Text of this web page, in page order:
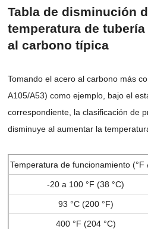
Tabla de disminución
temperatura de
al carbono típica
Tomando el acero al carbono más
A105/A53) como ejemplo, bajo el
correspondiente, la clasificación de
disminuye al aumentar la
Temperatura de funcionamiento (°F
-20 a 100 °F (38 °C)
93 °C (200 °F)
400 °F (204 °C)